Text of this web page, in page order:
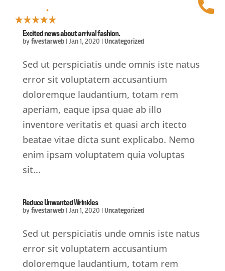
Excited news about arrival fashion.
byfivestarweb|Jan 1, 2020 |Uncategorized
Sed ut perspiciatis unde omnis iste natus
error sit voluptatem accusantium
doloremque laudantium, totam rem
aperiam, eaque ipsa quae ab illo
inventore veritatis et quasi arch itecto
beatae vitae dicta sunt explicabo. Nemo
enim ipsam voluptatem quia voluptas
sit...
Reduce Unwanted Wrinkles
byfivestarweb|Jan 1, 2020 |Uncategorized
Sed ut perspiciatis unde omnis iste natus
error sit voluptatem accusantium
doloremque laudantium, totam rem